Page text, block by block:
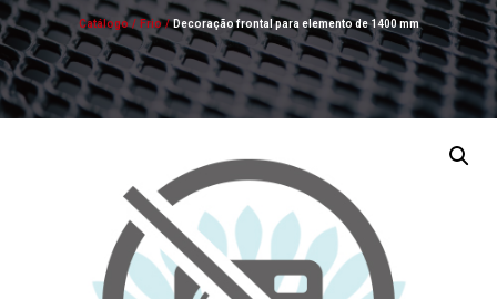
Catálogo / Frio / Decoração frontal para elemento de 1400 mm